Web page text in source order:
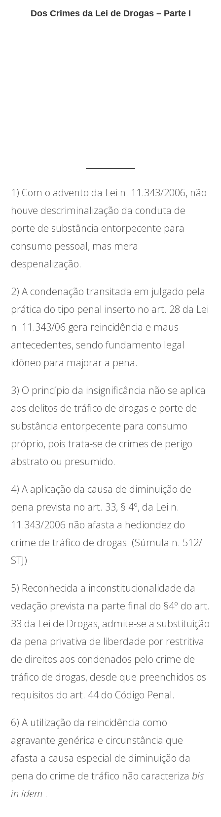
Dos Crimes da Lei de Drogas – Parte I
1) Com o advento da Lei n. 11.343/2006, não
houve descriminalização da conduta de
porte de substância entorpecente para
consumo pessoal, mas mera
despenalização.
2) A condenação transitada em julgado pela
prática do tipo penal inserto no art. 28 da Lei
n. 11.343/06 gera reincidência e maus
antecedentes, sendo fundamento legal
idôneo para majorar a pena.
3) O princípio da insignificância não se aplica
aos delitos de tráfico de drogas e porte de
substância entorpecente para consumo
próprio, pois trata-se de crimes de perigo
abstrato ou presumido.
4) A aplicação da causa de diminuição de
pena prevista no art. 33, § 4º, da Lei n.
11.343/2006 não afasta a hediondez do
crime de tráfico de drogas. (Súmula n. 512/
STJ)
5) Reconhecida a inconstitucionalidade da
vedação prevista na parte final do §4º do art.
33 da Lei de Drogas, admite-se a substituição
da pena privativa de liberdade por restritiva
de direitos aos condenados pelo crime de
tráfico de drogas, desde que preenchidos os
requisitos do art. 44 do Código Penal.
6) A utilização da reincidência como
agravante genérica e circunstância que
afasta a causa especial de diminuição da
pena do crime de tráfico não caracterizabis
in idem .